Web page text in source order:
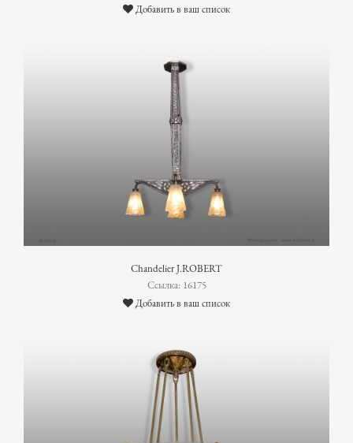
Добавить в ваш список
Chandelier J.ROBERT
Ссылка: 16175
Добавить в ваш список